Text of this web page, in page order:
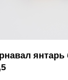
янтарь